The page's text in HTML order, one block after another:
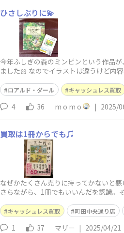
ひさしぶりに💫
今年ふしぎの森のミンピンという作品
ました🎀 なのでイラストは違うけど内
ロアルド・ダール キャッシュレス買取
4 36 m o m o | 2025/
買取は1冊からでも♫
なぜかたくさん売りに持ってかないと
さらながら、1冊でもいいんだを認識。
キャッシュレス買取 町田中央通り店
1 37 マザー | 2025/04/21